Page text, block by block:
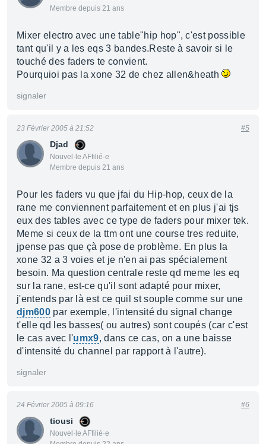
Membre depuis 21 ans
Mixer electro avec une table"hip hop", c'est possible
tant qu'il y a les eqs 3 bandes.Reste à savoir si le
touché des faders te convient.
Pourquioi pas la xone 32 de chez allen&heath
signaler
Djad
Nouvel·le AFfilié·e
Membre depuis 21 ans
23 Février 2005 à 21:52 #5
Pour les faders vu que jfai du Hip-hop, ceux de la
rane me conviennent parfaitement et en plus j'ai tjs
eux des tables avec ce type de faders pour mixer tek.
Meme si ceux de la ttm ont une course tres reduite,
jpense pas que çà pose de problème. En plus la
xone 32 a 3 voies et je n'en ai pas spécialement
besoin. Ma question centrale reste qd meme les eq
sur la rane, est-ce qu'il sont adapté pour mixer,
j'entends par là est ce quil st souple comme sur une
djm600par exemple, l'intensité du signal change
t'elle qd les basses( ou autres) sont coupés (car c'est
le cas avec l'umx9, dans ce cas, on a une baisse
d'intensité du channel par rapport à l'autre).
signaler
tiousi
Nouvel·le AFfilié·e
24 Février 2005 à 09:16 #6